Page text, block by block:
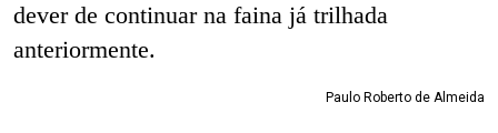
dever de continuar na faina já trilhada
anteriormente.
Paulo Roberto de Almeida